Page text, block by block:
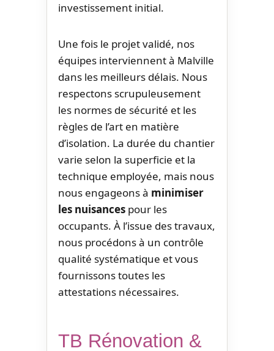
investissement initial.
Une fois le projet validé, nos
équipes interviennent à Malville
dans les meilleurs délais. Nous
respectons scrupuleusement
les normes de sécurité et les
règles de l’art en matière
d’isolation. La durée du chantier
varie selon la superficie et la
technique employée, mais nous
nous engageons à minimiser
les nuisances pour les
occupants. À l’issue des travaux,
nous procédons à un contrôle
qualité systématique et vous
fournissons toutes les
attestations nécessaires.
TB Rénovation &